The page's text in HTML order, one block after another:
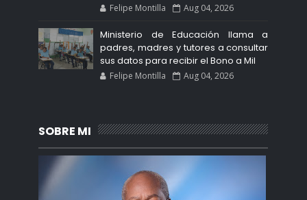
Felipe Montilla Aug 04, 2026
Ministerio de Educación llama a
padres, madres y tutores a consultar
sus datos para recibir el Bono a Mil
Felipe Montilla Aug 04, 2026
SOBRE MI